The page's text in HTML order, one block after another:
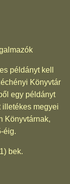
példányt kell
Könyvtár
egy példányt
illetékes megyei
Könyvtárnak,
éig.
bek.